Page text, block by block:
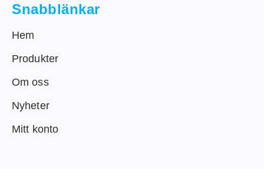
Snabblänkar
Hem
Produkter
Om oss
Nyheter
Mitt konto